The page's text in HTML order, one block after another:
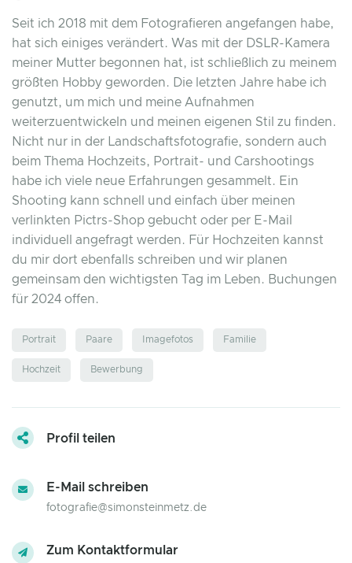
Seit ich 2018 mit dem Fotografieren angefangen habe,
hat sich einiges verändert. Was mit der DSLR-Kamera
meiner Mutter begonnen hat, ist schließlich zu meinem
größten Hobby geworden. Die letzten Jahre habe ich
genutzt, um mich und meine Aufnahmen
weiterzuentwickeln und meinen eigenen Stil zu finden.
Nicht nur in der Landschaftsfotografie, sondern auch
beim Thema Hochzeits, Portrait- und Carshootings
habe ich viele neue Erfahrungen gesammelt. Ein
Shooting kann schnell und einfach über meinen
verlinkten Pictrs-Shop gebucht oder per E-Mail
individuell angefragt werden. Für Hochzeiten kannst
du mir dort ebenfalls schreiben und wir planen
gemeinsam den wichtigsten Tag im Leben. Buchungen
für 2024 offen.
Portrait Paare Imagefotos Familie
Hochzeit Bewerbung
Profil teilen
E-Mail schreiben
fotografie@simonsteinmetz.de
Zum Kontaktformular